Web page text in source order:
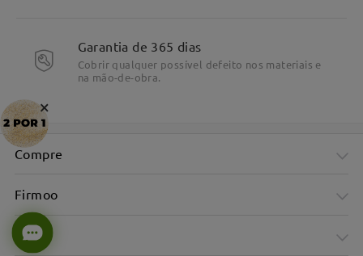
Garantia de 365 dias
Cobrir qualquer possível defeito nos materiais e
na mão-de-obra.
Compre
Firmoo
Ajuda
×